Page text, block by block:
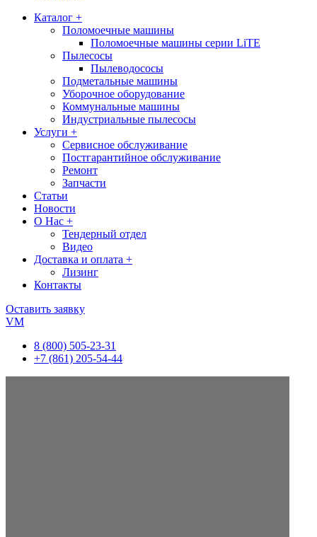
Каталог +
Поломоечные машины
Поломоечные машины серии LiTE
Пылесосы
Пылеводососы
Подметальные машины
Уборочное оборудование
Коммунальные машины
Индустриальные пылесосы
Услуги +
Сервисное обслуживание
Постгарантийное обслуживание
Ремонт
Запчасти
Статьи
Новости
О Нас +
Тендерный отдел
Видео
Доставка и оплата +
Лизинг
Контакты
Оставить заявку
VM
8 (800) 505-23-31
+7 (861) 205-54-44